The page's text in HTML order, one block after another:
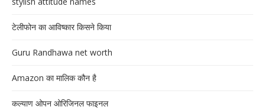
टेलीफोन का आविष्कार किसने किया
Guru Randhawa net worth
Amazon का मालिक कौन है
कल्याण ओपन ओरिजिनल फाइनल